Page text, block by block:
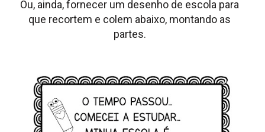
Ou, ainda, fornecer um desenho de escola para
que recortem e colem abaixo, montando as
partes.